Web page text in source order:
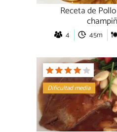
Receta de
4 45m
Dificultad media